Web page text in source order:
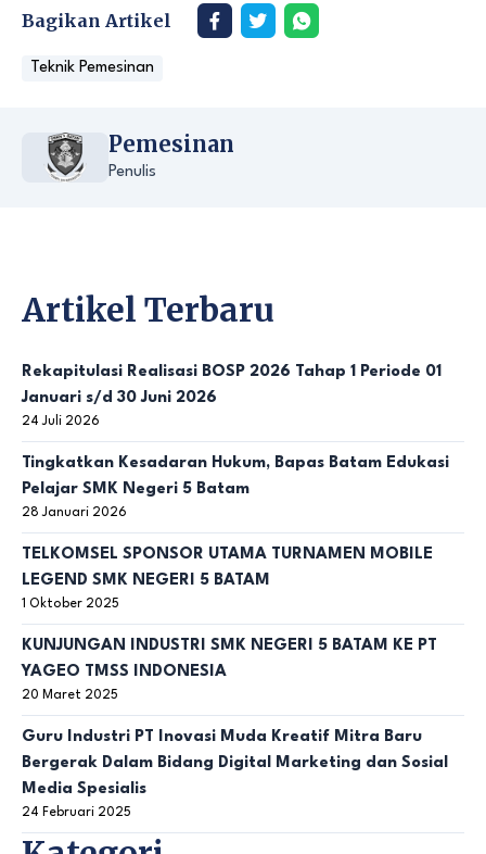
Bagikan Artikel
Teknik Pemesinan
Pemesinan
Penulis
Artikel Terbaru
Rekapitulasi Realisasi BOSP 2026 Tahap 1 Periode 01
Januari s/d 30 Juni 2026
24 Juli 2026
Tingkatkan Kesadaran Hukum, Bapas Batam Edukasi
Pelajar SMK Negeri 5 Batam
28 Januari 2026
TELKOMSEL SPONSOR UTAMA TURNAMEN MOBILE
LEGEND SMK NEGERI 5 BATAM
1 Oktober 2025
KUNJUNGAN INDUSTRI SMK NEGERI 5 BATAM KE PT
YAGEO TMSS INDONESIA
20 Maret 2025
Guru Industri PT Inovasi Muda Kreatif Mitra Baru
Bergerak Dalam Bidang Digital Marketing dan Sosial
Media Spesialis
24 Februari 2025